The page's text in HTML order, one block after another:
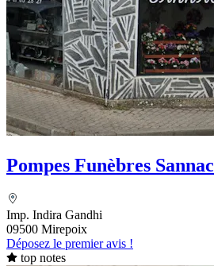
Pompes Funèbres Sannac
Imp. Indira Gandhi
09500 Mirepoix
Déposez le premier avis !
top notes